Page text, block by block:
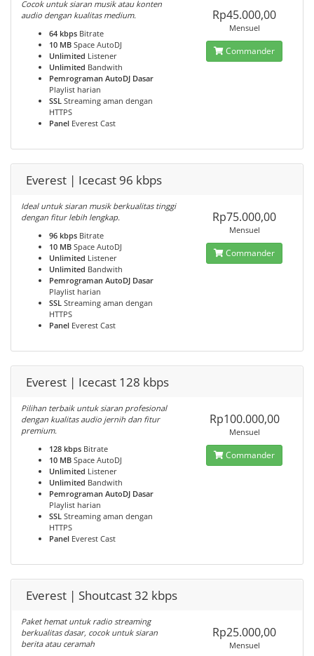
Cocok untuk siaran musik atau konten
audio dengan kualitas medium.
64 kbps Bitrate
10 MB Space AutoDJ
Unlimited Listener
Unlimited Bandwith
Pemrograman AutoDJ Dasar
Playlist harian
SSL Streaming aman dengan
HTTPS
Panel Everest Cast
Rp45.000,00
Mensuel
Commander
Everest | Icecast 96 kbps
Ideal untuk siaran musik berkualitas tinggi
dengan fitur lebih lengkap.
96 kbps Bitrate
10 MB Space AutoDJ
Unlimited Listener
Unlimited Bandwith
Pemrograman AutoDJ Dasar
Playlist harian
SSL Streaming aman dengan
HTTPS
Panel Everest Cast
Rp75.000,00
Mensuel
Commander
Everest | Icecast 128 kbps
Pilihan terbaik untuk siaran profesional
dengan kualitas audio jernih dan fitur
premium.
128 kbps Bitrate
10 MB Space AutoDJ
Unlimited Listener
Unlimited Bandwith
Pemrograman AutoDJ Dasar
Playlist harian
SSL Streaming aman dengan
HTTPS
Panel Everest Cast
Rp100.000,00
Mensuel
Commander
Everest | Shoutcast 32 kbps
Paket hemat untuk radio streaming
berkualitas dasar, cocok untuk siaran
berita atau ceramah
Rp25.000,00
Mensuel